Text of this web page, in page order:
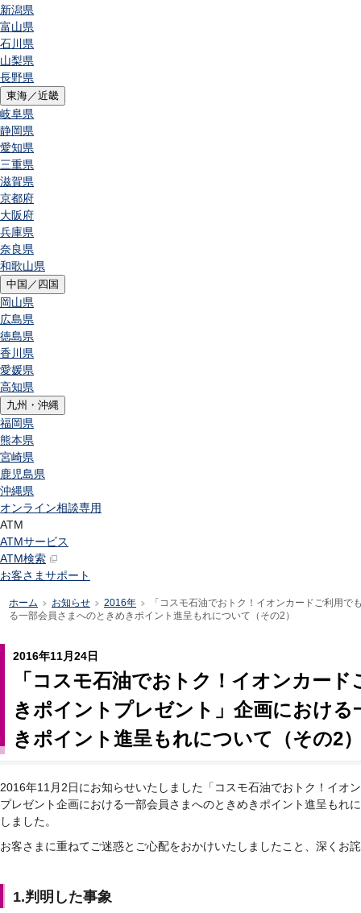
新潟県
富山県
石川県
山梨県
長野県
東海／近畿
岐阜県
静岡県
愛知県
三重県
滋賀県
京都府
大阪府
兵庫県
奈良県
和歌山県
中国／四国
岡山県
広島県
徳島県
香川県
愛媛県
高知県
九州・沖縄
福岡県
熊本県
宮崎県
鹿児島県
沖縄県
オンライン相談専用
ATM
ATMサービス
ATM検索
お客さまサポート
ホーム >お知らせ >2016年
「コスモ石油でおトク！イオンカードご利用
る一部会員さまへのときめきポイント進呈もれについて（その2）
2016年11月24日
「コスモ石油でおトク！イオンカー
きポイントプレゼント」企画におけ
きポイント進呈もれについて（その2
2016年11月2日にお知らせいたしました「コスモ石油でおトク！イオ
プレゼント企画における一部会員さまへのときめきポイント進呈もれ
しました。
お客さまに重ねてご迷惑とご心配をおかけいたしましたこと、深くお
1.判明した事象